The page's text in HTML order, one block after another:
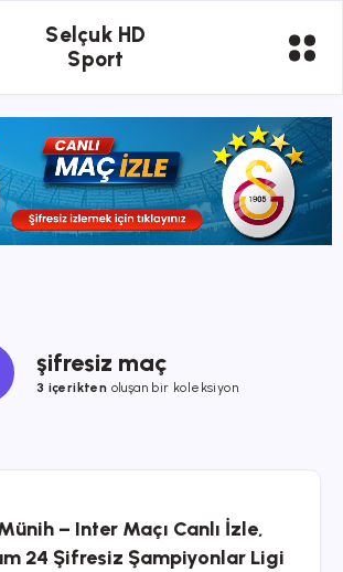
Selçuk HD
Sport
şifresiz maç
3 içerikten oluşan bir koleksiyon
– Inter Maçı Canlı İzle,
24 Şifresiz Şampiyonlar Ligi